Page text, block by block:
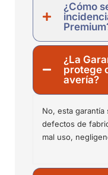
¿Cómo
¿La
protege
avería?
No, esta
defectos de
mal uso,